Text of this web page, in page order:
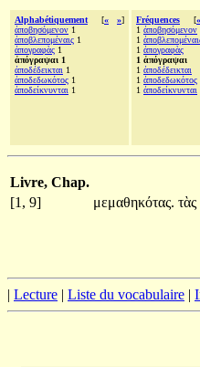
Alphabétiquement [« »]
ἀποβησόμενον 1
ἀποβλεπομέναις 1
ἀπογραφὰς 1
ἀπόγραψαι 1
ἀποδέδεικται 1
ἀποδεδωκότος 1
ἀποδείκνυνται 1
Fréquences [«
1 ἀποβησόμενον
1
1 ἀπογραφὰς
1 ἀπόγραψαι
1 ἀποδέδεικται
1 ἀποδεδωκότος
1 ἀποδείκνυνται
Livre, Chap.
[1, 9]
μεμαθηκότας. τὰς
| Lecture | Liste du vocabulaire |